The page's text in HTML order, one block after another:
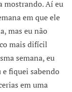
mostrando. Aí eu
em que ele
mas eu não
mais difícil
semana, eu
fiquei sabendo
em uma